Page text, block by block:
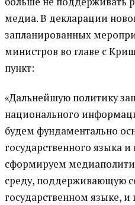
медиа. В декларации
запланированных
министров во главе с
пункт:
«Дальнейшую политику
национального
будем фундаментально
государственного языка
сформируем
среду, поддерживающую
государственном языке,